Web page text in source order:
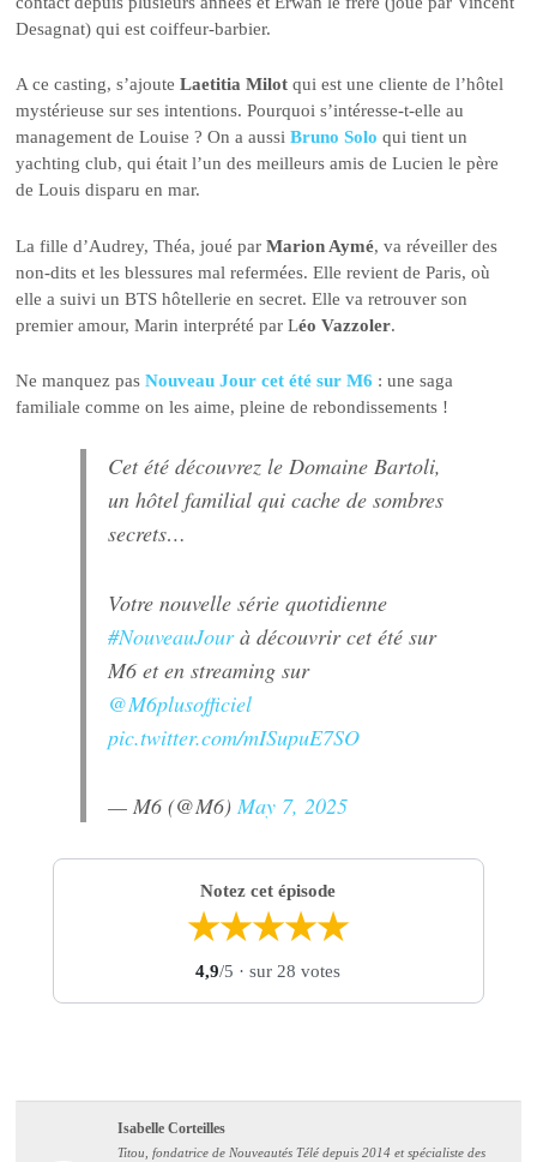
Desagnat) qui est coiffeur-barbier.
A ce casting, s’ajouteLaetitia Milot qui est une cliente de l’hôtel
mystérieuse sur ses intentions. Pourquoi s’intéresse-t-elle au
management de Louise ? On a aussiBruno Solo qui tient un
yachting club, qui était l’un des meilleurs amis de Lucien le père
de Louis disparu en mar.
La fille d’Audrey, Théa, joué parMarion Aymé, va réveiller des
non-dits et les blessures mal refermées. Elle revient de Paris, où
elle a suivi un BTS hôtellerie en secret. Elle va retrouver son
premier amour, Marin interprété par Léo Vazzoler.
Ne manquez pasNouveau Jour cet été sur M6 : une saga
familiale comme on les aime, pleine de rebondissements !
Cet été découvrez le Domaine Bartoli,
un hôtel familial qui cache de sombres
secrets…
Votre nouvelle série quotidienne
#NouveauJourà découvrir cet été sur
M6 et en streaming sur
@M6plusofficiel
pic.twitter.com/mISupuE7SO
— M6 (@M6)May 7, 2025
Notez cet épisode
★★★★★
4,9/5 · sur 28 votes
Isabelle Corteilles
Titou, fondatrice de Nouveautés Télé depuis 2014 et spécialiste des